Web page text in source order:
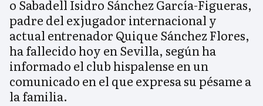
o Sabadell Isidro Sánchez García-Figueras,
padre del exjugador internacional y
actual entrenador Quique Sánchez Flores,
ha fallecido hoy en Sevilla, según ha
informado el club hispalense en un
comunicado en el que expresa su pésame a
la familia.